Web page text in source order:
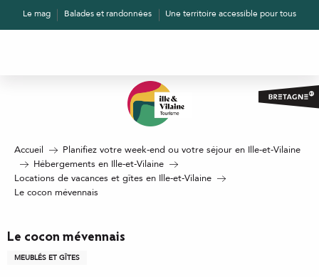
AllerLe mag Balades et randonnées Une territoire accessible pour tous
Accueil
Planifiez votre week-end ou votre séjour en Ille-et-Vilaine
Hébergements en Ille-et-Vilaine
Locations de vacances et gîtes en Ille-et-Vilaine
Le cocon mévennais
Le cocon mévennais
MEUBLÉS ET GÎTES